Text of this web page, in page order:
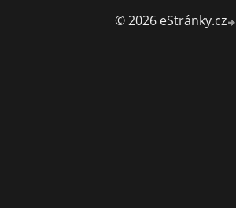
© 2026 eStránky.cz